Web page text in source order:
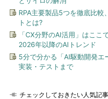
図5 WireSharkでファイルを開く
ツールを駆使して正解に近づ
さて、ここまでは 前回の「
ただいている方は、楽々とたど
までの突破口を見つけ出さない
このままWireSharkを眺め、
RPA主要製品5つを徹底比較
トとは?
「CX分野のAI活用」はこ
2026年以降のAIトレンド
5分で分かる「AI駆動開発エ
実装・テストまで
チェックしておきたい人気記事